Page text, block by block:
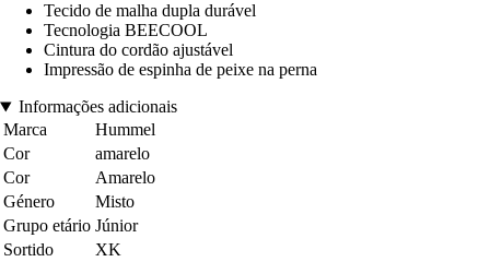
Tecido de malha dupla durável
Tecnologia BEECOOL
Cintura do cordão ajustável
Impressão de espinha de peixe na perna
Informações adicionais
Marca
Hummel
Cor
amarelo
Cor
Amarelo
Género
Misto
Grupo etário Júnior
Sortido
XK